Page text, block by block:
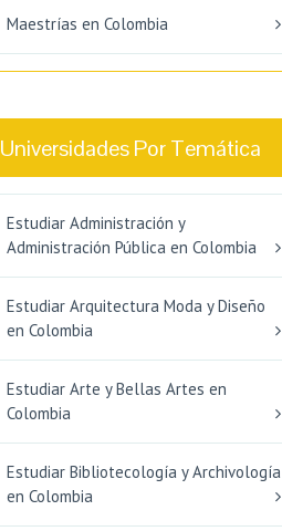
Maestrías en Colombia
Universidades Por Temática
Estudiar Administración y
Administración Pública en Colombia
Estudiar Arquitectura Moda y Diseño
en Colombia
Estudiar Arte y Bellas Artes en
Colombia
Estudiar Bibliotecología y Archivología
en Colombia